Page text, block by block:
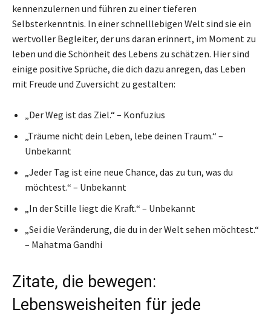
kennenzulernen und führen zu einer tieferen
Selbsterkenntnis. In einer schnelllebigen Welt sind sie ein
wertvoller Begleiter, der uns daran erinnert, im Moment zu
leben und die Schönheit des Lebens zu schätzen. Hier sind
einige positive Sprüche, die dich dazu anregen, das Leben
mit Freude und Zuversicht zu gestalten:
„Der Weg ist das Ziel.“ – Konfuzius
„Träume nicht dein Leben, lebe deinen Traum.“ –
Unbekannt
„Jeder Tag ist eine neue Chance, das zu tun, was du
möchtest.“ – Unbekannt
„In der Stille liegt die Kraft.“ – Unbekannt
„Sei die Veränderung, die du in der Welt sehen möchtest.“
– Mahatma Gandhi
Zitate, die bewegen:
Lebensweisheiten für jede